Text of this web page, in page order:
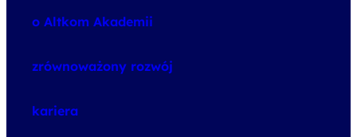
o Altkom Akademii
zrównoważony rozwój
kariera